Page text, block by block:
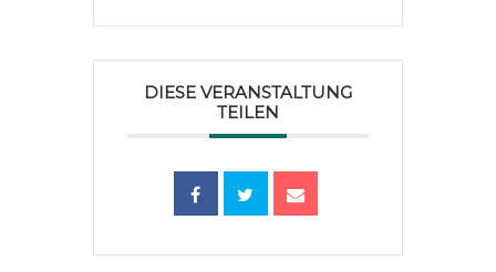
DIESE VERANSTALTUNG
TEILEN